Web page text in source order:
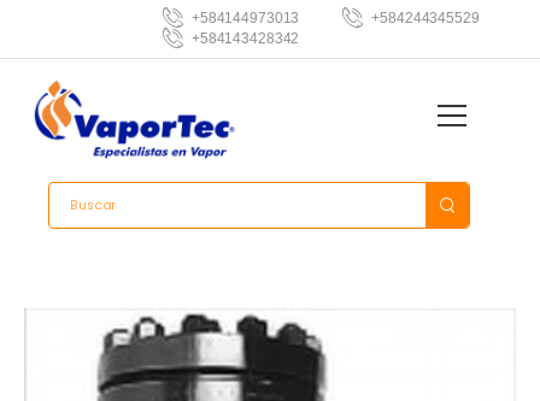
+584144973013
+584244345529
+584143428342